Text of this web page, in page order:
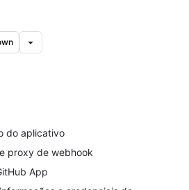
do aplicativo
proxy de webhook
App